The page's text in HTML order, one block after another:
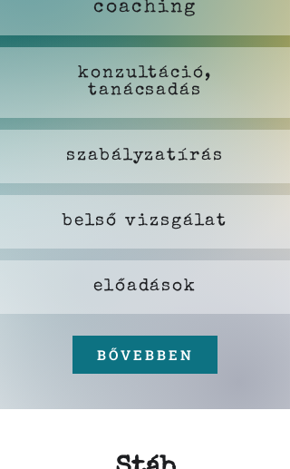
coaching
konzultáció,
tanácsadás
szabályzatírás
belső vizsgálat
előadások
BŐVEBBEN